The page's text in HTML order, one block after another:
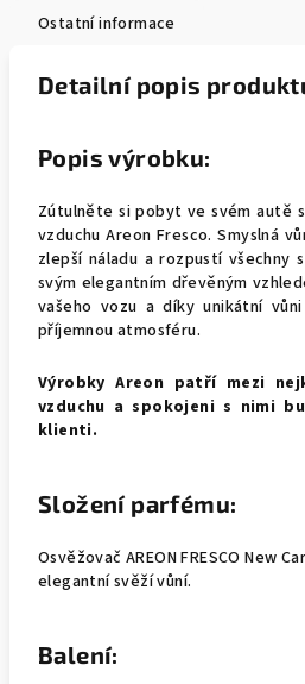
Ostatní informace
Detailní popis
Popis výrobku:
Zútulněte si pobyt ve svém autě
vzduchu Areon Fresco. Smyslná
zlepší náladu a rozpustí všechny
svým elegantním dřevěným
vašeho vozu a díky unikátní
příjemnou atmosféru.
Výrobky Areon patří mezi
vzduchu a spokojeni s nimi
klienti.
Složení parfému:
Osvěžovač AREON FRESCO New
elegantní svěží vůní.
Balení: